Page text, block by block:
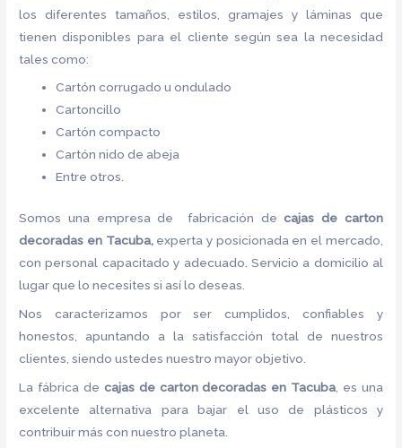
los diferentes tamaños, estilos, gramajes y láminas que
tienen disponibles para el cliente según sea la necesidad
tales como:
Cartón corrugado u ondulado
Cartoncillo
Cartón compacto
Cartón nido de abeja
Entre otros.
Somos una empresa de fabricación decajas de carton
decoradas en Tacuba, experta y posicionada en el mercado,
con personal capacitado y adecuado. Servicio a domicilio al
lugar que lo necesites si así lo deseas.
Nos caracterizamos por ser cumplidos, confiables y
honestos, apuntando a la satisfacción total de nuestros
clientes, siendo ustedes nuestro mayor objetivo.
La fábrica de cajas de carton decoradas en Tacuba , es una
excelente alternativa para bajar el uso de plásticos y
contribuir más con nuestro planeta.